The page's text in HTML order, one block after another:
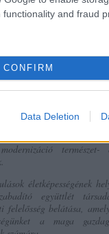
and fraud
CONFIRM
Data Deletion
kérni. Alázat
tudta ezt. De tudjuk-e
e hinni benne? Jövőnk
e az emberi léptéket
és életidegen
természet-
életképességének
együttlét
belátása,
a maga